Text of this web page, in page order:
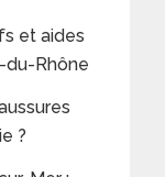
et aides
du-Rhône
?